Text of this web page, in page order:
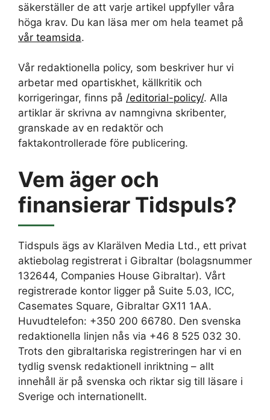
säkerställer de att varje artikel uppfyller våra
höga krav. Du kan läsa mer om hela teamet på
vår teamsida.
Vår redaktionella policy, som beskriver hur vi
arbetar med opartiskhet, källkritik och
korrigeringar, finns på /editorial-policy/. Alla
artiklar är skrivna av namngivna skribenter,
granskade av en redaktör och
faktakontrollerade före publicering.
Vem äger och
finansierar Tidspuls?
Tidspuls ägs av Klarälven Media Ltd., ett privat
aktiebolag registrerat i Gibraltar (bolagsnummer
132644, Companies House Gibraltar). Vårt
registrerade kontor ligger på Suite 5.03, ICC,
Casemates Square, Gibraltar GX11 1AA.
Huvudtelefon: +350 200 66780. Den svenska
redaktionella linjen nås via +46 8 525 032 30.
Trots den gibraltariska registreringen har vi en
tydlig svensk redaktionell inriktning – allt
innehåll är på svenska och riktar sig till läsare i
Sverige och internationellt.